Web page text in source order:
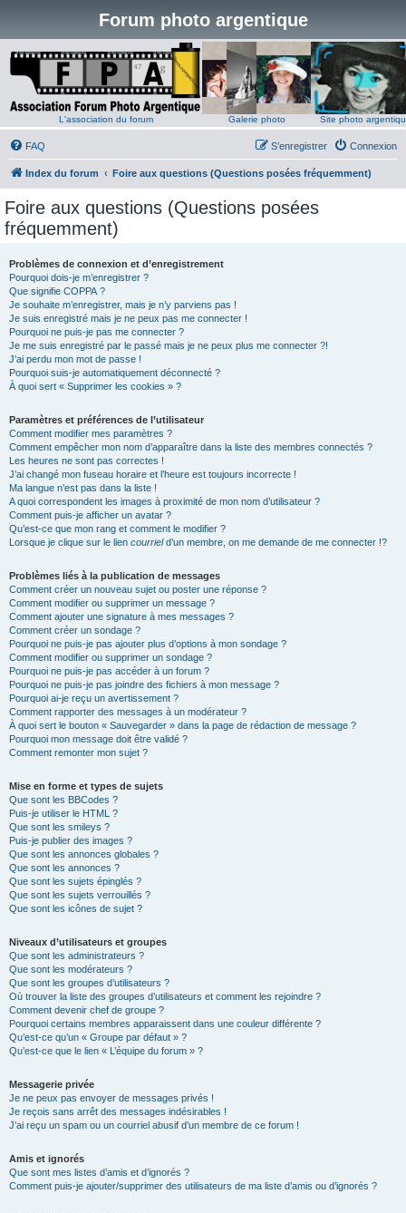
Forum photo argentique
L'association du forum Galerie photo Site photo
FAQ Connexion
S’enregistrer
Index du forum Foire aux questions (Questions posées fréquemment)
Foire aux questions (Questions posées
fréquemment)
Problèmes de connexion et d’enregistrement
Pourquoi dois-je m’enregistrer ?
Que signifie COPPA ?
Je souhaite m’enregistrer, mais je n’y parviens pas !
Je suis enregistré mais je ne peux pas me connecter !
Pourquoi ne puis-je pas me connecter ?
Je me suis enregistré par le passé mais je ne peux plus me connecter ?!
J’ai perdu mon mot de passe !
Pourquoi suis-je automatiquement déconnecté ?
À quoi sert « Supprimer les cookies » ?
Paramètres et préférences de l’utilisateur
Comment modifier mes paramètres ?
Comment empêcher mon nom d’apparaître dans la liste des membres connectés ?
Les heures ne sont pas correctes !
J’ai changé mon fuseau horaire et l’heure est toujours incorrecte !
Ma langue n’est pas dans la liste !
A quoi correspondent les images à proximité de mon nom d’utilisateur ?
Comment puis-je afficher un avatar ?
Qu’est-ce que mon rang et comment le modifier ?
Lorsque je clique sur le lien courrield’un membre, on me demande de me connecter !?
Problèmes liés à la publication de messages
Comment créer un nouveau sujet ou poster une réponse ?
Comment modifier ou supprimer un message ?
Comment ajouter une signature à mes messages ?
Comment créer un sondage ?
Pourquoi ne puis-je pas ajouter plus d’options à mon sondage ?
Comment modifier ou supprimer un sondage ?
Pourquoi ne puis-je pas accéder à un forum ?
Pourquoi ne puis-je pas joindre des fichiers à mon message ?
Pourquoi ai-je reçu un avertissement ?
Comment rapporter des messages à un modérateur ?
À quoi sert le bouton « Sauvegarder » dans la page de rédaction de message ?
Pourquoi mon message doit être validé ?
Comment remonter mon sujet ?
Mise en forme et types de sujets
Que sont les BBCodes ?
Puis-je utiliser le HTML ?
Que sont les smileys ?
Puis-je publier des images ?
Que sont les annonces globales ?
Que sont les annonces ?
Que sont les sujets épinglés ?
Que sont les sujets verrouillés ?
Que sont les icônes de sujet ?
Niveaux d’utilisateurs et groupes
Que sont les administrateurs ?
Que sont les modérateurs ?
Que sont les groupes d’utilisateurs ?
Où trouver la liste des groupes d’utilisateurs et comment les rejoindre ?
Comment devenir chef de groupe ?
Pourquoi certains membres apparaissent dans une couleur différente ?
Qu’est-ce qu’un « Groupe par défaut » ?
Qu’est-ce que le lien « L’équipe du forum » ?
Messagerie privée
Je ne peux pas envoyer de messages privés !
Je reçois sans arrêt des messages indésirables !
J’ai reçu un spam ou un courriel abusif d’un membre de ce forum !
Amis et ignorés
Que sont mes listes d’amis et d’ignorés ?
Comment puis-je ajouter/supprimer des utilisateurs de ma liste d’amis ou d’ignorés ?